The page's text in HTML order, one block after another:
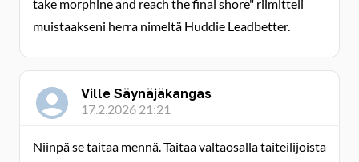
take morphine and reach the final shore" riimitteli
muistaakseni herra nimeltä Huddie Leadbetter.
Ville Säynäjäkangas
17.2.2026 21:21
Niinpä se taitaa mennä. Taitaa valtaosalla taiteilijoista